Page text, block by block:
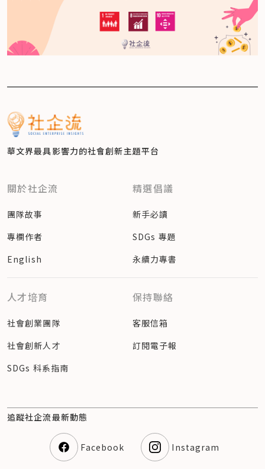
華文界最具影響力的社會創新主題平台
關於社企流
團隊故事
專欄作者
English
精選倡議
新手必讀
SDGs 專題
永續力專書
人才培育
社會創業團隊
社會創新人才
SDGs 科系指南
保持聯絡
客服信箱
訂閱電子報
追蹤社企流最新動態
Facebook Instagram